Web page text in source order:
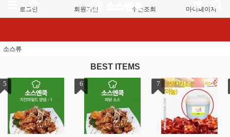
로그인 회원가입 주문조회 마이페이지
소스류
BEST ITEMS